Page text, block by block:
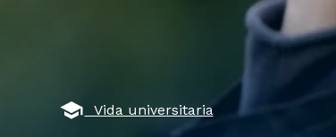
Vida universitaria